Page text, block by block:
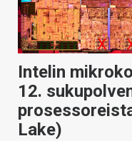
Intelin
12.
Lake)